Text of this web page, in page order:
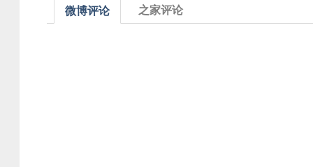
微博评论 之家评论